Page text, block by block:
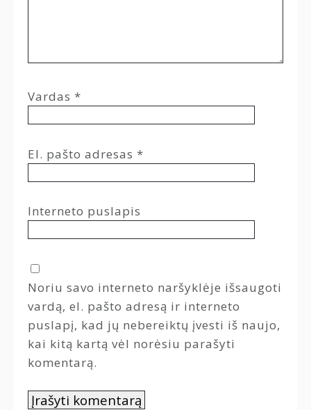
Vardas *
El. pašto adresas *
Interneto puslapis
Noriu savo interneto naršyklėje išsaugoti
vardą, el. pašto adresą ir interneto
puslapį, kad jų nebereiktų įvesti iš naujo,
kai kitą kartą vėl norėsiu parašyti
komentarą.